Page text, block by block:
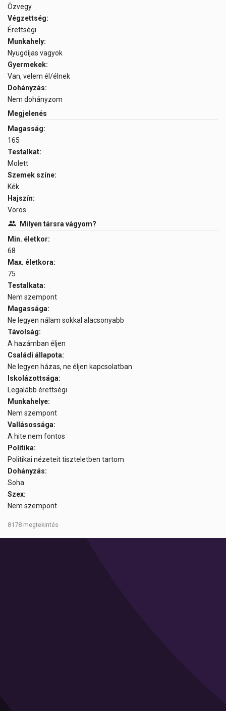
Özvegy
Végzettség:
Érettségi
Munkahely:
Nyugdíjas vagyok
Gyermekek:
Van, velem él/élnek
Dohányzás:
Nem dohányzom
Megjelenés
Magasság:
165
Testalkat:
Molett
Szemek színe:
Kék
Hajszín:
Vörös
Milyen társra vágyom?
Min. életkor:
68
Max. életkora:
75
Testalkata:
Nem szempont
Magassága:
Ne legyen nálam sokkal alacsonyabb
Távolság:
A hazámban éljen
Családi állapota:
Ne legyen házas, ne éljen kapcsolatban
Iskolázottsága:
Legalább érettségi
Munkahelye:
Nem szempont
Vallásossága:
A hite nem fontos
Politika:
Politikai nézeteit tiszteletben tartom
Dohányzás:
Soha
Szex:
Nem szempont
8178 megtekintés